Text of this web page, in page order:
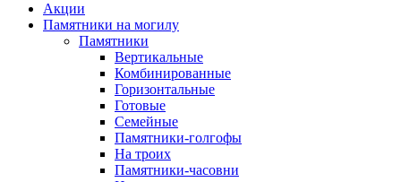
Акции
Памятники на могилу
Памятники
Вертикальные
Комбинированные
Горизонтальные
Готовые
Семейные
Памятники-голгофы
На троих
Памятники-часовни